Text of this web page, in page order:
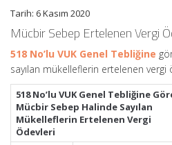
Tarih: 6 Kasım 2020
Mücbir Sebep Ertelenen Vergi
518 No’lu VUK Genel Tebliğine
sayılan mükelleflerin ertelenen
518 No’lu VUK Genel Tebliğine
Mücbir Sebep Halinde Sayılan
Mükelleflerin Ertelenen Vergi
Ödevleri